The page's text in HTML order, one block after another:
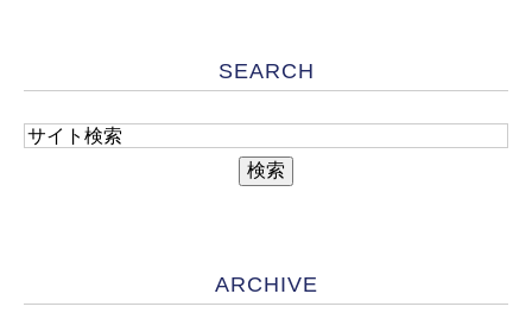
SEARCH
ARCHIVE